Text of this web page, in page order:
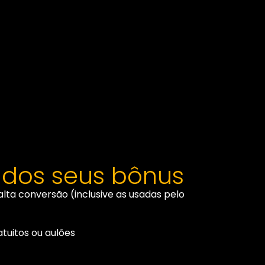
seus bônus
conversão (inclusive as usadas pelo
ou aulões